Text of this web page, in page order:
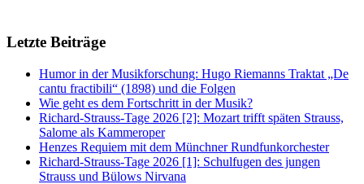
Letzte Beiträge
Humor in der Musikforschung: Hugo Riemanns Traktat „De
cantu fractibili“ (1898) und die Folgen
Wie geht es dem Fortschritt in der Musik?
Richard-Strauss-Tage 2026 [2]: Mozart trifft späten Strauss,
Salome als Kammeroper
Henzes Requiem mit dem Münchner Rundfunkorchester
Richard-Strauss-Tage 2026 [1]: Schulfugen des jungen
Strauss und Bülows Nirvana